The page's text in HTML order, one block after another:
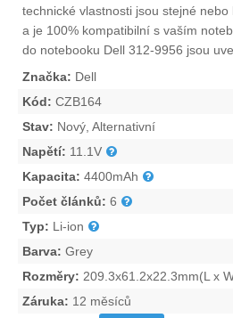
technické vlastnosti jsou stejné
a je 100% kompatibilní s vaším
do notebooku Dell 312-9956 jsou
Značka: Dell
Kód: CZB164
Stav: Nový, Alternativní
Napětí: 11.1V
Kapacita: 4400mAh
Počet článků: 6
Typ: Li-ion
Barva: Grey
Rozměry: 209.3x61.2x22.3mm(L x
Záruka: 12 měsíců